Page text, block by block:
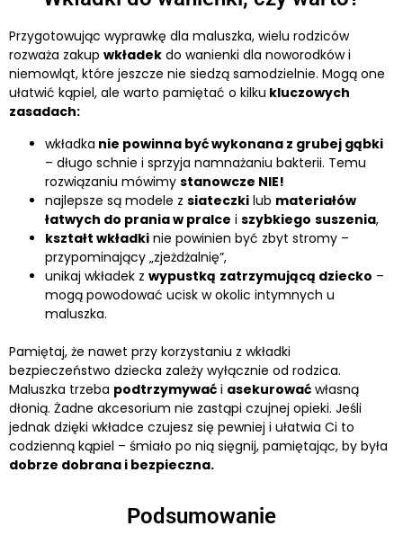
Przygotowując wyprawkę dla maluszka, wielu rodziców
rozważa zakup wkładek do wanienki dla noworodków i
niemowląt, które jeszcze nie siedzą samodzielnie. Mogą one
ułatwić kąpiel, ale warto pamiętać o kilku kluczowych
zasadach:
wkładka nie powinna być wykonana z grubej gąbki
– długo schnie i sprzyja namnażaniu bakterii. Temu
rozwiązaniu mówimy stanowcze NIE!
najlepsze są modele z siateczki lub materiałów
łatwych do prania w pralce i szybkiego suszenia,
kształt wkładki nie powinien być zbyt stromy –
przypominający „zjeżdżalnię”,
unikaj wkładek z wypustką zatrzymującą dziecko –
mogą powodować ucisk w okolic intymnych u
maluszka.
Pamiętaj, że nawet przy korzystaniu z wkładki
bezpieczeństwo dziecka zależy wyłącznie od rodzica.
Maluszka trzeba podtrzymywać i asekurować własną
dłonią. Żadne akcesorium nie zastąpi czujnej opieki. Jeśli
jednak dzięki wkładce czujesz się pewniej i ułatwia Ci to
codzienną kąpiel – śmiało po nią sięgnij, pamiętając, by była
dobrze dobrana i bezpieczna.
Podsumowanie